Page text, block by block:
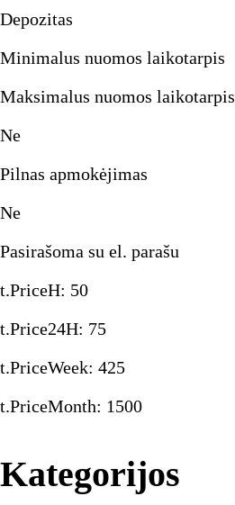
Depozitas
Minimalus nuomos laikotarpis
Maksimalus nuomos laikotarpis
Ne
Pilnas apmokėjimas
Ne
Pasirašoma su el. parašu
t.PriceH: 50
t.Price24H: 75
t.PriceWeek: 425
t.PriceMonth: 1500
Kategorijos